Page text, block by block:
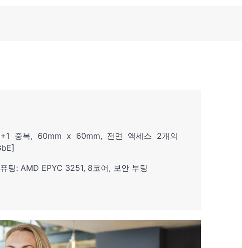
중복, 60mm x 60mm, 전면 액세스 2개의
팅: AMD EPYC 3251, 8코어, 보안 부팅